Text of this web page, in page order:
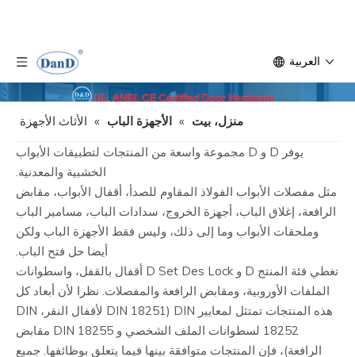
العربية
منزل، بيت » الأجهزة الباب » الأثاث الأجهزة
يوفر D و D مجموعة واسعة من المنتجات لتطبيقات الأبواب
الخشبية والمعدنية.
مثل مفصلات الأبواب الفولاذ المقاوم للصدأ، أقفال الأبواب، مقابض
الرافعة، إغلاق الباب، أجهزة الخروج، سدادات الباب، مسامير الباب
وملحقات الأبواب وما إلى ذلك، وليس فقط الأجهزة الباب ولكن
أيضا حل فتح الباب.
تغطي فئة المنتج D و D Set Des Lock أقفال بالقفل، واسطوانات
الملفات الأوروبية، ومقابض الرافعة والمفصلات. نظرا لأن أبعاد كل
هذه المنتجات تمتثل لمعايير DIN (DIN 18251 لأقفال النقر، DIN
18252 لسطوانات الملف الشخصي و DIN 18255 مقابض
الرافعة)، فإن المنتجات متوافقة بينها فيما يتعلق بوظائفها. جميع